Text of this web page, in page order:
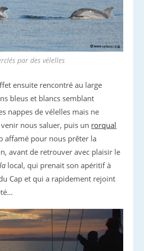
par des vélelles
ensuite rencontré au large
bleus et blancs semblant
nappes de vélelles mais ne
nous saluer, puis un rorqual
affamé pour nous prêter la
avant de retrouver avec plaisir le
local, qui prenait son apéritif à
Cap et qui a rapidement rejoint